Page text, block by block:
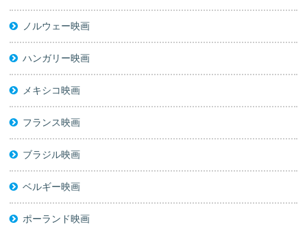
ノルウェー映画
ハンガリー映画
メキシコ映画
フランス映画
ブラジル映画
ベルギー映画
ポーランド映画